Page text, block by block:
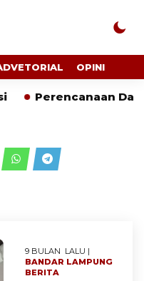
OPINI
Perencanaan
9 BULAN LALU |
BANDAR LAMPUNG
BERITA